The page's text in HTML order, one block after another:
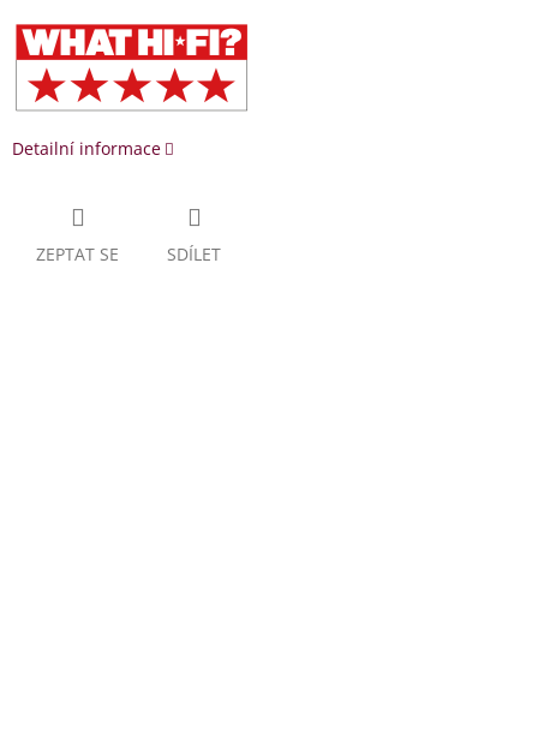
Detailní informace
ZEPTAT SE SDÍLET